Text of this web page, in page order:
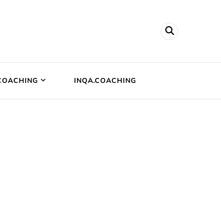
INQA.COACHING